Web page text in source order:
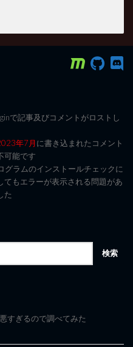
で記事及びコメントがロストし
年7月に書き込まれたコメント
可能です
ラムのインストールチェックに
もエラーが表示される問題があ
た
すぎるので調べてみた